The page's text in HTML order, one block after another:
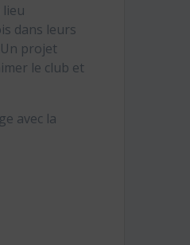
lieu
dans leurs
projet
le club et
avec la